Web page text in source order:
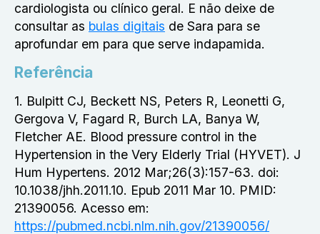
cardiologista ou clínico geral. E não deixe de
consultar as bulas digitais de Sara para se
aprofundar em para que serve indapamida.
Referência
1. Bulpitt CJ, Beckett NS, Peters R, Leonetti G,
Gergova V, Fagard R, Burch LA, Banya W,
Fletcher AE. Blood pressure control in the
Hypertension in the Very Elderly Trial (HYVET). J
Hum Hypertens. 2012 Mar;26(3):157-63. doi:
10.1038/jhh.2011.10. Epub 2011 Mar 10. PMID:
21390056. Acesso em:
https://pubmed.ncbi.nlm.nih.gov/21390056/